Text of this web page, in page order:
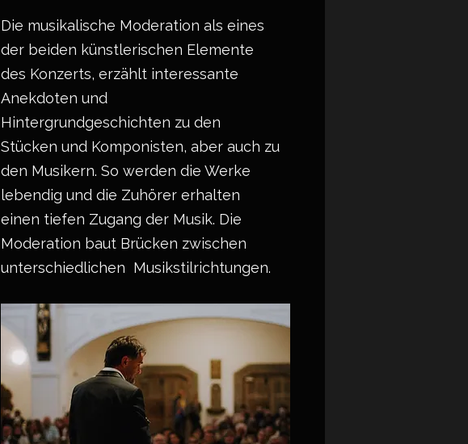
Die musikalische Moderation als eines
der beiden künstlerischen Elemente
des Konzerts, erzählt interessante
Anekdoten und
Hintergrundgeschichten zu den
Stücken und Komponisten, aber auch zu
den Musikern. So werden die Werke
lebendig und die Zuhörer erhalten
einen tiefen Zugang der Musik. Die
Moderation baut Brücken zwischen
unterschiedlichen Musikstilrichtungen.